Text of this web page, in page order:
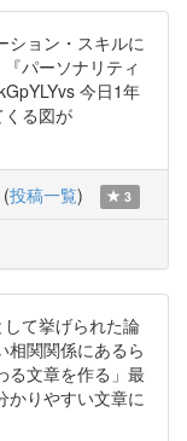
ション・スキルに
パーソナリティ
今日1年
る図が
(投稿一覧) 3
て挙げられた論
相関関係にあるら
る文章を作る」最
かりやすい文章に